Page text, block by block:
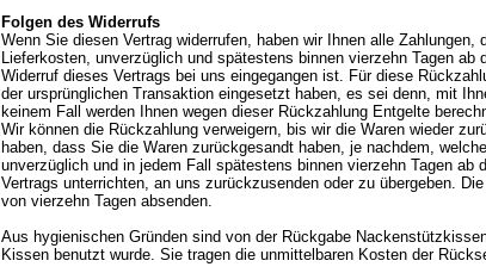
Folgen des Widerrufs
Wenn Sie diesen Vertrag widerrufen, haben wir Ihnen alle
Lieferkosten, unverzüglich und spätestens binnen vierzehn Tagen
Widerruf dieses Vertrags bei uns eingegangen ist. Für diese
der ursprünglichen Transaktion eingesetzt haben, es sei denn, mit
keinem Fall werden Ihnen wegen dieser Rückzahlung Entgelte
Wir können die Rückzahlung verweigern, bis wir die Waren wieder
haben, dass Sie die Waren zurückgesandt haben, je nachdem,
unverzüglich und in jedem Fall spätestens binnen vierzehn Tagen ab
Vertrags unterrichten, an uns zurückzusenden oder zu übergeben.
von vierzehn Tagen absenden.
Aus hygienischen Gründen sind von der Rückgabe
Kissen benutzt wurde. Sie tragen die unmittelbaren Kosten der